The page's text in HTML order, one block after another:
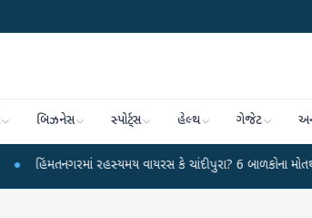
બિઝનેસ સ્પોર્ટ્સ હેલ્થ ગેજેટ
રહસ્યમય વાયરસ કે ચાંદીપુરા? 6 બાળકોના મોતથી ફફડાટ